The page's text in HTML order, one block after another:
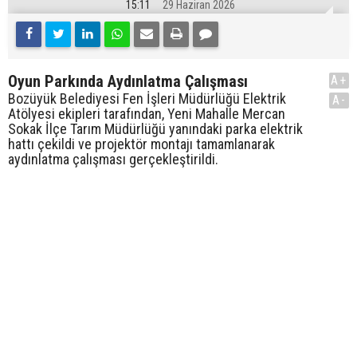
15:11 29 Haziran 2026
Oyun Parkında Aydınlatma Çalışması
Bozüyük Belediyesi Fen İşleri Müdürlüğü Elektrik
Atölyesi ekipleri tarafından, Yeni Mahalle Mercan
Sokak İlçe Tarım Müdürlüğü yanındaki parka elektrik
hattı çekildi ve projektör montajı tamamlanarak
aydınlatma çalışması gerçekleştirildi.
A+
A-